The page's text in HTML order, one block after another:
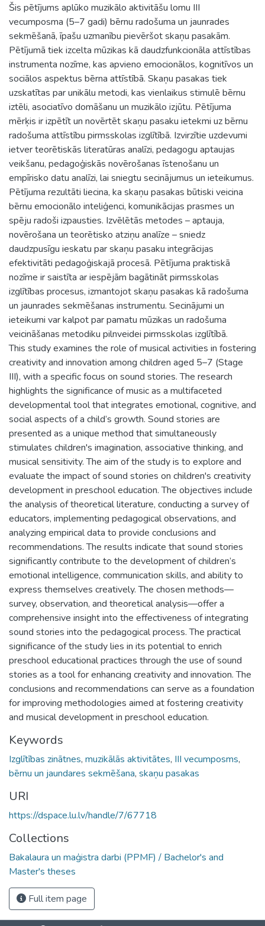
Šis pētījums aplūko muzikālo aktivitāšu lomu III
vecumposma (5–7 gadi) bērnu radošuma un jaunrades
sekmēšanā, īpašu uzmanību pievēršot skaņu pasakām.
Pētījumā tiek izcelta mūzikas kā daudzfunkcionāla attīstības
instrumenta nozīme, kas apvieno emocionālos, kognitīvos un
sociālos aspektus bērna attīstībā. Skaņu pasakas tiek
uzskatītas par unikālu metodi, kas vienlaikus stimulē bērnu
iztēli, asociatīvo domāšanu un muzikālo izjūtu. Pētījuma
mērķis ir izpētīt un novērtēt skaņu pasaku ietekmi uz bērnu
radošuma attīstību pirmsskolas izglītībā. Izvirzītie uzdevumi
ietver teorētiskās literatūras analīzi, pedagogu aptaujas
veikšanu, pedagoģiskās novērošanas īstenošanu un
empīrisko datu analīzi, lai sniegtu secinājumus un ieteikumus.
Pētījuma rezultāti liecina, ka skaņu pasakas būtiski veicina
bērnu emocionālo inteliģenci, komunikācijas prasmes un
spēju radoši izpausties. Izvēlētās metodes – aptauja,
novērošana un teorētisko atziņu analīze – sniedz
daudzpusīgu ieskatu par skaņu pasaku integrācijas
efektivitāti pedagoģiskajā procesā. Pētījuma praktiskā
nozīme ir saistīta ar iespējām bagātināt pirmsskolas
izglītības procesus, izmantojot skaņu pasakas kā radošuma
un jaunrades sekmēšanas instrumentu. Secinājumi un
ieteikumi var kalpot par pamatu mūzikas un radošuma
veicināšanas metodiku pilnveidei pirmsskolas izglītībā.
This study examines the role of musical activities in fostering
creativity and innovation among children aged 5–7 (Stage
III), with a specific focus on sound stories. The research
highlights the significance of music as a multifaceted
developmental tool that integrates emotional, cognitive, and
social aspects of a child’s growth. Sound stories are
presented as a unique method that simultaneously
stimulates children's imagination, associative thinking, and
musical sensitivity. The aim of the study is to explore and
evaluate the impact of sound stories on children's creativity
development in preschool education. The objectives include
the analysis of theoretical literature, conducting a survey of
educators, implementing pedagogical observations, and
analyzing empirical data to provide conclusions and
recommendations. The results indicate that sound stories
significantly contribute to the development of children’s
emotional intelligence, communication skills, and ability to
express themselves creatively. The chosen methods—
survey, observation, and theoretical analysis—offer a
comprehensive insight into the effectiveness of integrating
sound stories into the pedagogical process. The practical
significance of the study lies in its potential to enrich
preschool educational practices through the use of sound
stories as a tool for enhancing creativity and innovation. The
conclusions and recommendations can serve as a foundation
for improving methodologies aimed at fostering creativity
and musical development in preschool education.
Keywords
Izglītības zinātnes, muzikālās aktivitātes, III vecumposms,
bērnu un jaundares sekmēšana, skaņu pasakas
URI
https://dspace.lu.lv/handle/7/67718
Collections
Bakalaura un maģistra darbi (PPMF) / Bachelor's and
Master's theses
Full item page